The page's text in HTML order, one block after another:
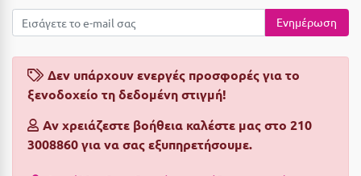
Άνδρος
Αντίπαρος
Αράχωβα
Αργολίδα
Αριδαία
ΤΎΠΟΣ ΚΑΤΑΛΎΜΑΤΟΣ
Ξενοδοχεία 2 Αστέρων
Ξενοδοχεία 3 Αστέρων
Ξενοδοχεία 4 Αστέρων
Ενημέρωση
Δεν υπάρχουν ενεργές προσφορές για το
ξενοδοχείο τη δεδομένη στιγμή!
Αν χρειάζεστε βοήθεια καλέστε μας στο 210
3008860 για να σας εξυπηρετήσουμε.